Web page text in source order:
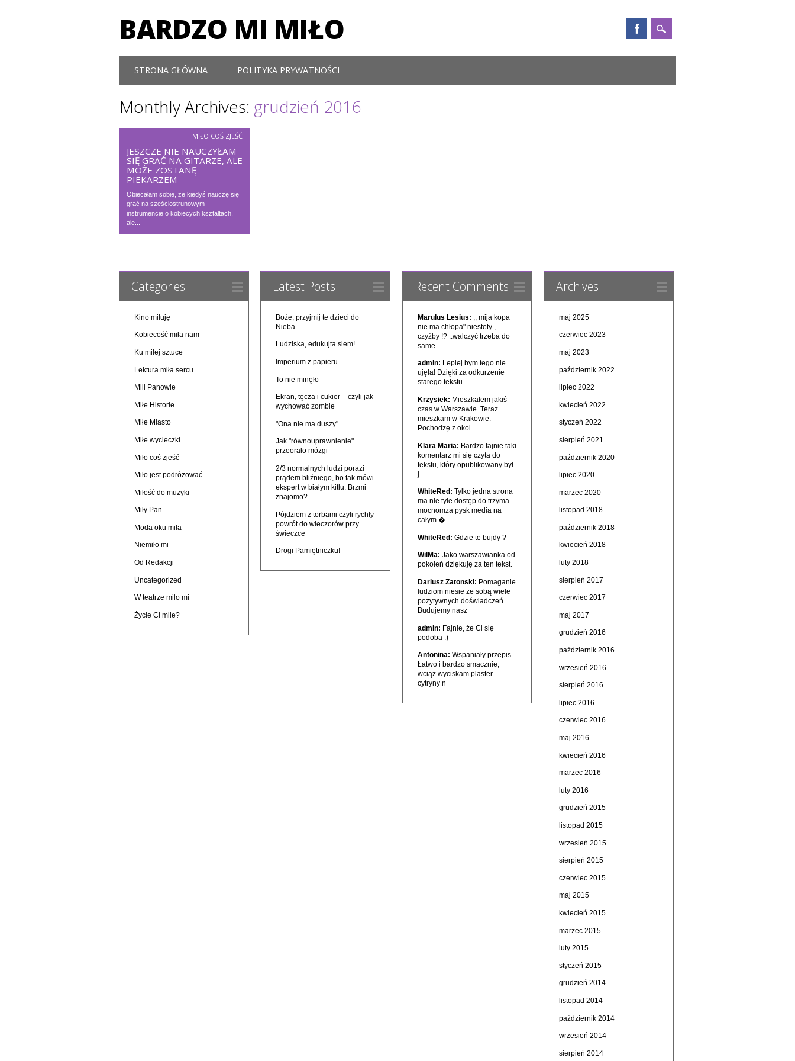
BARDZO MI MIŁO
Main menu
STRONA GŁÓWNA POLITYKA PRYWATNOŚCI
Monthly Archives: grudzień 2016
MIŁO COŚ ZJEŚĆ
JESZCZE NIE NAUCZYŁAM
SIĘ GRAĆ NA GITARZE, ALE
MOŻE ZOSTANĘ
PIEKARZEM
Obiecałam sobie, że kiedyś nauczę się
grać na sześciostrunowym
instrumencie o kobiecych kształtach,
ale...
Categories
Kino miłuję
Kobiecość miła nam
Ku miłej sztuce
Lektura miła sercu
Mili Panowie
Miłe Historie
Miłe Miasto
Miłe wycieczki
Miło coś zjeść
Miło jest podróżować
Miłość do muzyki
Miły Pan
Moda oku miła
Niemiło mi
Od Redakcji
Uncategorized
W teatrze miło mi
Życie Ci miłe?
Latest Posts
Boże, przyjmij te dzieci do
Nieba...
Ludziska, edukujta siem!
Imperium z papieru
To nie minęło
Ekran, tęcza i cukier – czyli jak
wychować zombie
"Ona nie ma duszy"
Jak "równouprawnienie"
przeorało mózgi
2/3 normalnych ludzi porazi
prądem bliźniego, bo tak mówi
ekspert w białym kitlu. Brzmi
znajomo?
Pójdziem z torbami czyli rychły
powrót do wieczorów przy
świeczce
Drogi Pamiętniczku!
Recent Comments
Marulus Lesius: ,, mija kopa
nie ma chłopa" niestety ,
czyżby !? ..walczyć trzeba do
same
admin: Lepiej bym tego nie
ujęła! Dzięki za odkurzenie
starego tekstu.
Krzysiek: Mieszkałem jakiś
czas w Warszawie. Teraz
mieszkam w Krakowie.
Pochodzę z okol
Klara Maria: Bardzo fajnie taki
komentarz mi się czyta do
tekstu, który opublikowany był
j
WhiteRed: Tylko jedna strona
ma nie tyle dostęp do trzyma
mocnomza pysk media na
całym �
WhiteRed: Gdzie te bujdy ?
WilMa: Jako warszawianka od
pokoleń dziękuję za ten tekst.
Dariusz Zatonski: Pomaganie
ludziom niesie ze sobą wiele
pozytywnych doświadczeń.
Budujemy nasz
admin: Fajnie, że Ci się
podoba :)
Antonina: Wspaniały przepis.
Łatwo i bardzo smacznie,
wciąż wyciskam plaster
cytryny n
Archives
maj 2025
czerwiec 2023
maj 2023
październik 2022
lipiec 2022
kwiecień 2022
styczeń 2022
sierpień 2021
październik 2020
lipiec 2020
marzec 2020
listopad 2018
październik 2018
kwiecień 2018
luty 2018
sierpień 2017
czerwiec 2017
maj 2017
grudzień 2016
październik 2016
wrzesień 2016
sierpień 2016
lipiec 2016
czerwiec 2016
maj 2016
kwiecień 2016
marzec 2016
luty 2016
grudzień 2015
listopad 2015
wrzesień 2015
sierpień 2015
czerwiec 2015
maj 2015
kwiecień 2015
marzec 2015
luty 2015
styczeń 2015
grudzień 2014
listopad 2014
październik 2014
wrzesień 2014
sierpień 2014